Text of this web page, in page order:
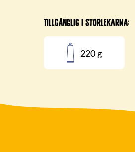
TILLGÄNGLIG I STORLEKARNA:
220 g